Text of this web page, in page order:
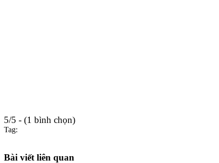
5/5 - (1 bình chọn)
Tag:
Bài viết liên quan